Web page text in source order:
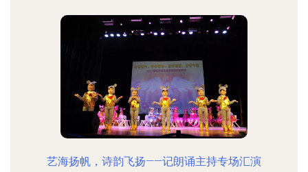
艺海扬帆，诗韵飞扬——记朗诵主持专场汇演